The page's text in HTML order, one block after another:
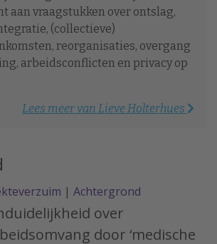
aan vraagstukken over ontslag,
(collectieve)
reorganisaties, overgang
arbeidsconflicten en privacy op
Lees meer van Lieve Holterhues
| Achtergrond
over
door ‘medische